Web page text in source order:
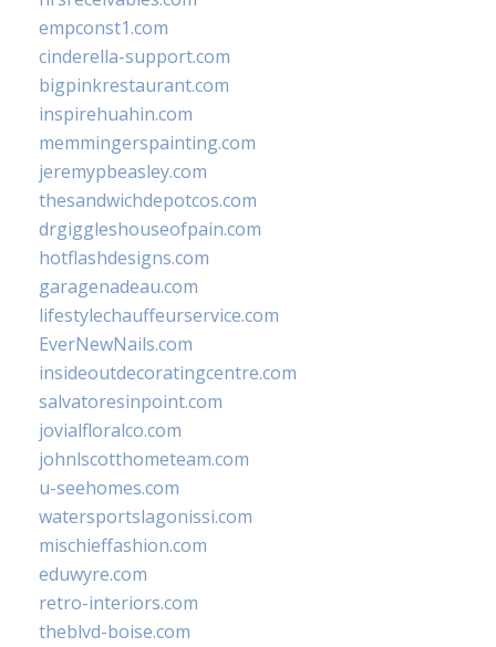
empconst1.com
cinderella-support.com
bigpinkrestaurant.com
inspirehuahin.com
memmingerspainting.com
jeremypbeasley.com
thesandwichdepotcos.com
drgiggleshouseofpain.com
hotflashdesigns.com
garagenadeau.com
lifestylechauffeurservice.com
EverNewNails.com
insideoutdecoratingcentre.com
salvatoresinpoint.com
jovialfloralco.com
johnlscotthometeam.com
u-seehomes.com
watersportslagonissi.com
mischieffashion.com
eduwyre.com
retro-interiors.com
theblvd-boise.com